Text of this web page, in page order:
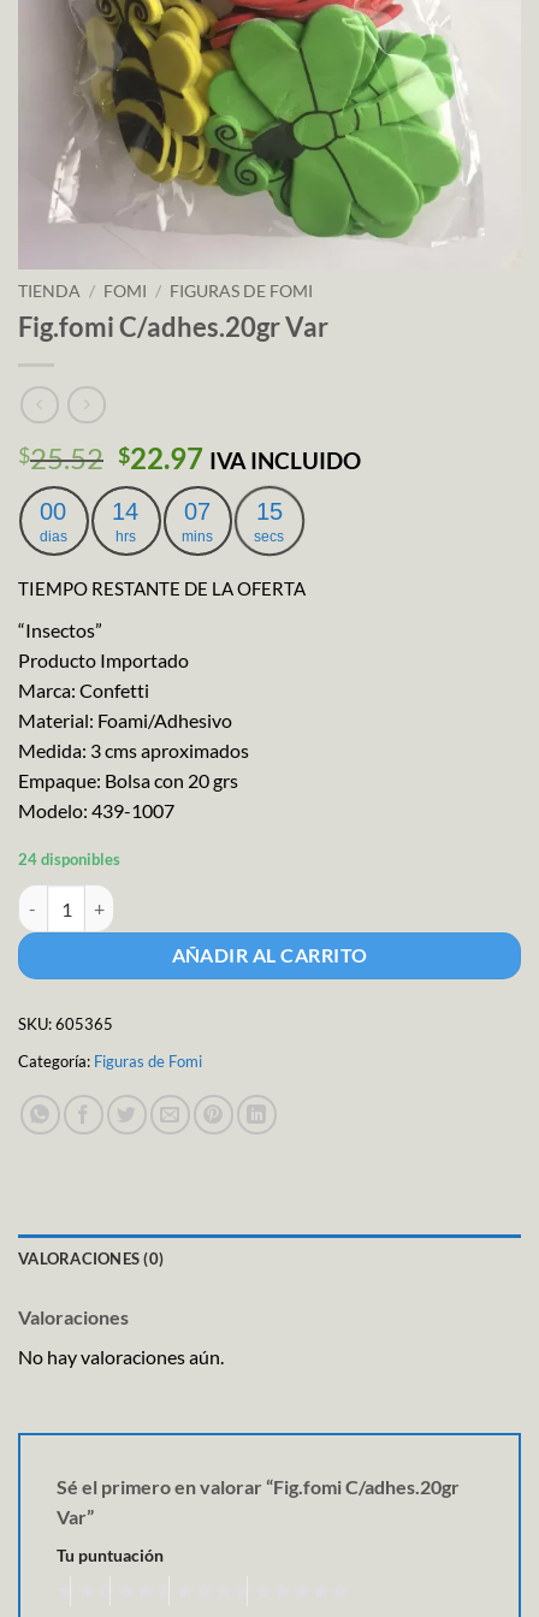
TIENDA / FOMI / FIGURAS DE FOMI
Fig.fomi C/adhes.20gr Var
$25.52 El
precio
original
era:
$22.97El
precio
actual
es:
IVA INCLUIDO
00
dias
14
hrs
07
mins
14
secs
TIEMPO RESTANTE DE LA OFERTA
“Insectos”
Producto Importado
Marca: Confetti
Material: Foami/Adhesivo
Medida: 3 cms aproximados
Empaque: Bolsa con 20 grs
Modelo: 439-1007
24 disponibles
Fig.fomi C/adhes.20gr Var cantidad
AÑADIR AL CARRITO
SKU:605365
Categoría: Figuras de Fomi
VALORACIONES (0)
Valoraciones
No hay valoraciones aún.
Sé el primero en valorar “Fig.fomi C/adhes.20gr
Var”
Tu puntuación